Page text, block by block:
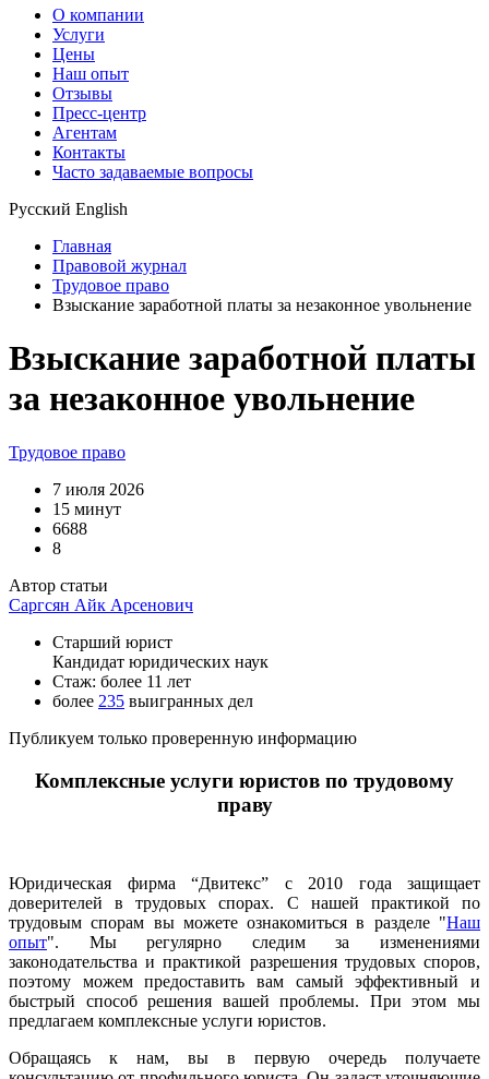
О компании
Услуги
Цены
Наш опыт
Отзывы
Пресс-центр
Агентам
Контакты
Часто задаваемые вопросы
Русский English
Главная
Правовой журнал
Трудовое право
Взыскание заработной платы за незаконное увольнение
Взыскание заработной платы
за незаконное увольнение
Трудовое право
7 июля 2026
15 минут
6688
8
Автор статьи
Саргсян Айк Арсенович
Старший юрист
Кандидат юридических наук
Стаж: более 11 лет
более 235 выигранных дел
Публикуем только проверенную информацию
Комплексные услуги юристов по трудовому
праву
Юридическая фирма “Двитекс” с 2010 года защищает
доверителей в трудовых спорах. С нашей практикой по
трудовым спорам вы можете ознакомиться в разделе "Наш
опыт". Мы регулярно следим за изменениями
законодательства и практикой разрешения трудовых споров,
поэтому можем предоставить вам самый эффективный и
быстрый способ решения вашей проблемы. При этом мы
предлагаем комплексные услуги юристов.
Обращаясь к нам, вы в первую очередь получаете